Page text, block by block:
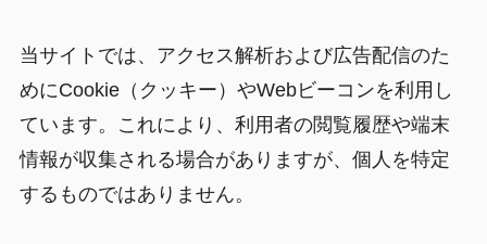
当サイトでは、アクセス解析および広告配信のた
めにCookie（クッキー）やWebビーコンを利用し
ています。これにより、利用者の閲覧履歴や端末
情報が収集される場合がありますが、個人を特定
するものではありません。